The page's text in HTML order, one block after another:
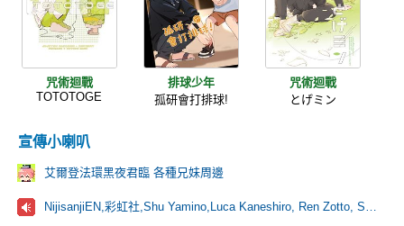
咒術迴戰
TOTOTOGE
排球少年
孤研會打排球!
咒術迴戰
とげミン
宣傳小喇叭
艾爾登法環黑夜君臨 各種兄妹周邊
NijisanjiEN,彩虹社,Shu Yamino,Luca Kaneshiro, Ren Zotto, Sonny Brisko, NOVA, にじさんじ